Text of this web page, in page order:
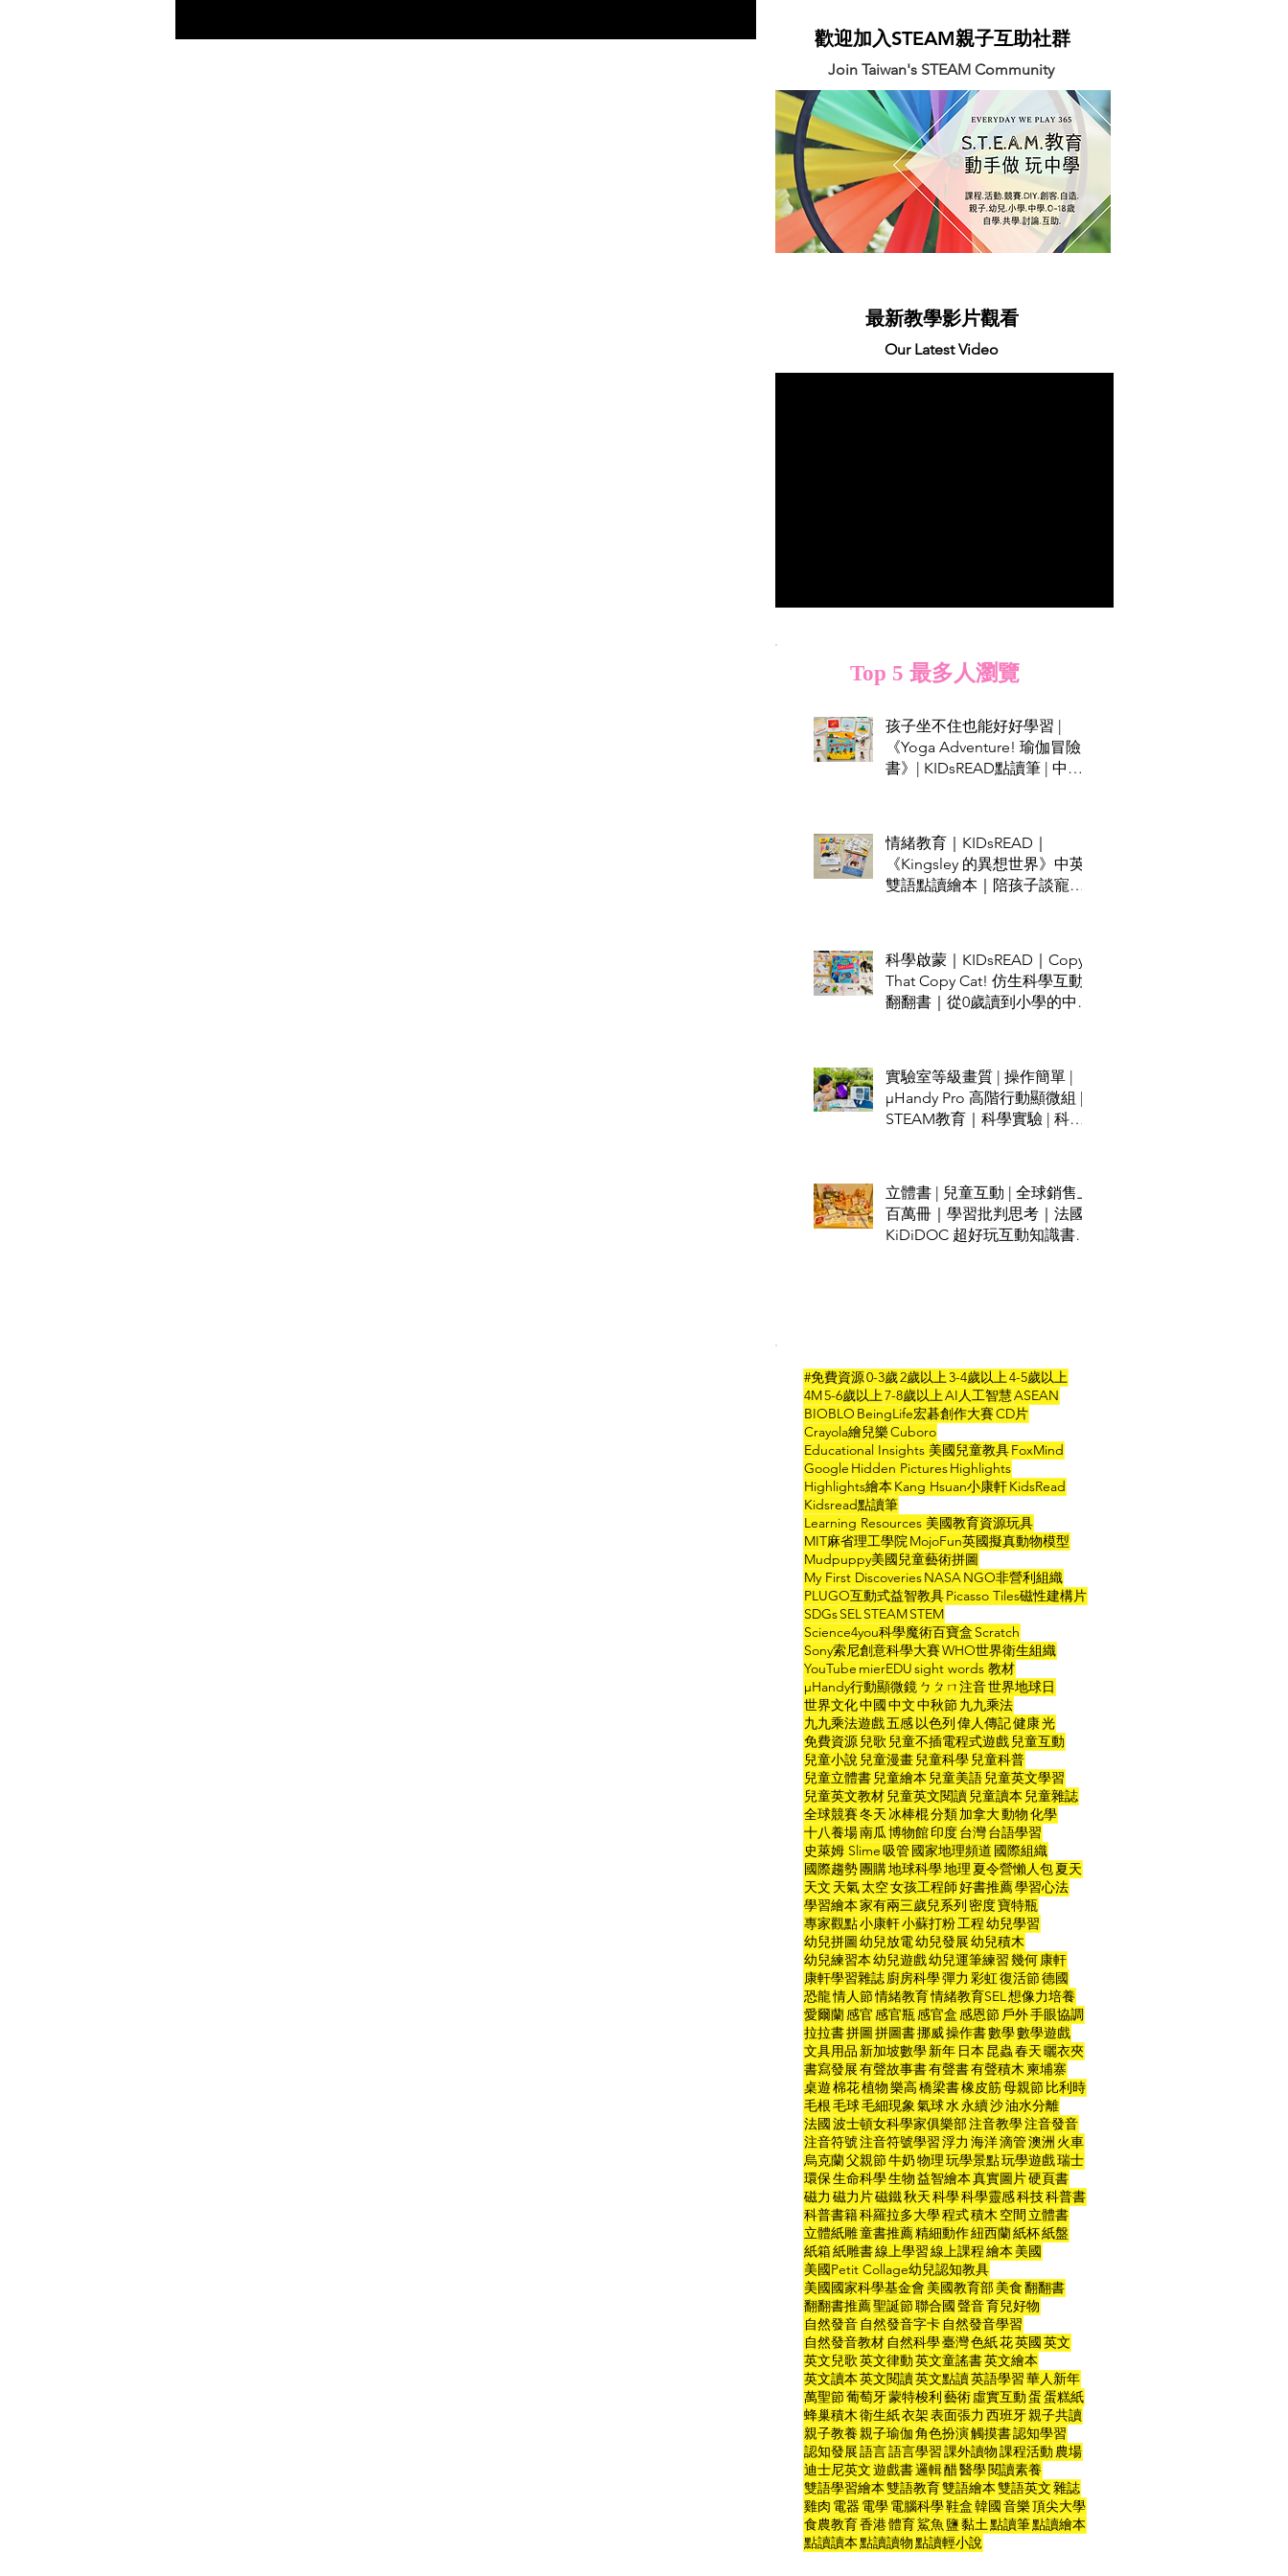
​歡迎加入STEAM親子互助社群
Join Taiwan's STEAM Community
最新教學影片觀看
Our Latest Video
Top 5 最多人瀏覽
孩子坐不住也能好好學習 |
《Yoga Adventure! 瑜伽冒險
書》| KIDsREAD點讀筆 | 中英
情緒教育｜KIDsREAD｜
《Kingsley 的異想世界》中英
雙語點讀繪本｜陪孩子談寵物
科學啟蒙｜KIDsREAD｜Copy
That Copy Cat! 仿生科學互動
翻翻書｜從0歲讀到小學的中英
實驗室等級畫質 | 操作簡單 |
µHandy Pro 高階行動顯微組 |
STEAM教育｜科學實驗 | 科學
立體書 | 兒童互動 | 全球銷售上
百萬冊｜學習批判思考｜法國
KiDiDOC 超好玩互動知識書第
#免費資源0-3歲2歲以上3-4歲以上4-5歲以上
4M5-6歲以上7-8歲以上AI人工智慧ASEAN
BIOBLO BeingLife宏碁創作大賽CD片
Crayola繪兒樂Cuboro
Educational Insights 美國兒童教具FoxMind
Google Hidden PicturesHighlights
Highlights繪本 Kang Hsuan小康軒KidsRead
Kidsread點讀筆
Learning Resources 美國教育資源玩具
MIT麻省理工學院 MojoFun英國擬真動物模型
Mudpuppy美國兒童藝術拼圖
My First DiscoveriesNASA NGO非營利組織
PLUGO互動式益智教具Picasso Tiles磁性建構片
SDGsSEL STEAMSTEM
Science4you科學魔術百寶盒 Scratch
Sony索尼創意科學大賽WHO世界衛生組織
YouTube mierEDUsight words 教材
µHandy行動顯微鏡 ㄅㄆㄇ注音世界地球日
世界文化中國中文中秋節九九乘法
九九乘法遊戲五感以色列偉人傳記健康光
免費資源 兒歌 兒童不插電程式遊戲 兒童互動
兒童小說 兒童漫畫 兒童科學 兒童科普
兒童立體書 兒童繪本 兒童美語 兒童英文學習
兒童英文教材 兒童英文閱讀 兒童讀本 兒童雜誌
全球競賽冬天 冰棒棍分類加拿大動物化學
十八養場南瓜 博物館印度台灣台語學習
史萊姆 Slime吸管 國家地理頻道 國際組織
國際趨勢團購地球科學地理 夏令營懶人包夏天
天文 天氣太空女孩工程師好書推薦學習心法
學習繪本家有兩三歲兒系列 密度寶特瓶
專家觀點小康軒小蘇打粉工程幼兒學習
幼兒拼圖幼兒放電幼兒發展幼兒積木
幼兒練習本幼兒遊戲幼兒運筆練習幾何 康軒
康軒學習雜誌廚房科學彈力 彩虹復活節德國
恐龍情人節情緒教育情緒教育SEL 想像力培養
愛爾蘭感官感官瓶感官盒感恩節 戶外手眼協調
拉拉書拼圖拼圖書挪威操作書數學數學遊戲
文具用品 新加坡數學新年 日本 昆蟲春天曬衣夾
書寫發展有聲故事書有聲書有聲積木 柬埔寨
桌遊棉花植物樂高橋梁書橡皮筋母親節比利時
毛根毛球毛細現象 氣球水 永續沙油水分離
法國波士頓女科學家俱樂部注音教學注音發音
注音符號注音符號學習浮力 海洋滴管澳洲 火車
烏克蘭父親節牛奶物理玩學景點玩學遊戲瑞士
環保生命科學生物益智繪本真實圖片硬頁書
磁力 磁力片磁鐵秋天科學科學靈感科技科普書
科普書籍科羅拉多大學程式積木 空間 立體書
立體紙雕童書推薦精細動作紐西蘭紙杯紙盤
紙箱紙雕書線上學習線上課程繪本 美國
美國Petit Collage幼兒認知教具
美國國家科學基金會 美國教育部美食翻翻書
翻翻書推薦聖誕節聯合國聲音育兒好物
自然發音 自然發音字卡 自然發音學習
自然發音教材 自然科學臺灣色紙花英國英文
英文兒歌英文律動英文童謠書英文繪本
英文讀本英文閱讀英文點讀英語學習華人新年
萬聖節葡萄牙蒙特梭利藝術虛實互動蛋蛋糕紙
蜂巢積木衛生紙衣架表面張力 西班牙親子共讀
親子教養親子瑜伽角色扮演觸摸書認知學習
認知發展語言語言學習課外讀物課程活動 農場
迪士尼英文遊戲書邏輯醋醫學閱讀素養
雙語學習繪本雙語教育雙語繪本雙語英文雜誌
雞肉 電器 電學電腦科學鞋盒韓國音樂頂尖大學
食農教育香港體育鯊魚 鹽黏土點讀筆點讀繪本
點讀讀本點讀讀物點讀輕小說